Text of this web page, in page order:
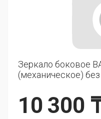
Зеркало боковое
(механическое) без
10 300